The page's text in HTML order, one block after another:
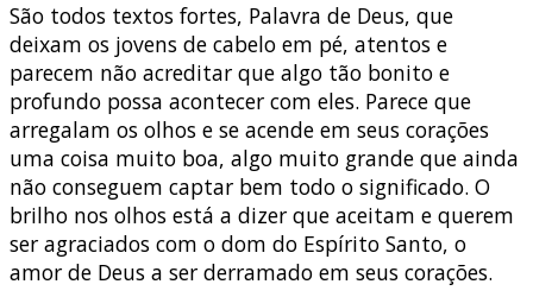
São todos textos fortes, Palavra de Deus, que
deixam os jovens de cabelo em pé, atentos e
parecem não acreditar que algo tão bonito e
profundo possa acontecer com eles. Parece que
arregalam os olhos e se acende em seus corações
uma coisa muito boa, algo muito grande que ainda
não conseguem captar bem todo o significado. O
brilho nos olhos está a dizer que aceitam e querem
ser agraciados com o dom do Espírito Santo, o
amor de Deus a ser derramado em seus corações.